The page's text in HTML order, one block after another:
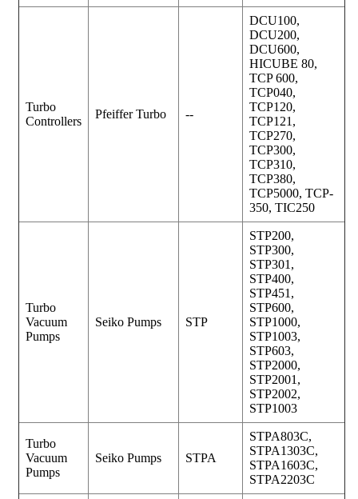
Turbo
Controllers
Pfeiffer Turbo --
DCU100,
DCU200,
DCU600,
HICUBE 80,
TCP 600,
TCP040,
TCP120,
TCP121,
TCP270,
TCP300,
TCP310,
TCP380,
TCP5000, TCP-
350, TIC250
Turbo
Vacuum
Pumps
Seiko Pumps STP
STP200,
STP300,
STP301,
STP400,
STP451,
STP600,
STP1000,
STP1003,
STP603,
STP2000,
STP2001,
STP2002,
STP1003
Turbo
Vacuum
Pumps
Seiko Pumps STPA
STPA803C,
STPA1303C,
STPA1603C,
STPA2203C